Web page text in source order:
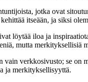
jotka ovat
itseään, ja siksi
löytää iloa ja
mutta merkityksellisiä
verkkosivusto; se on
ja merkityksellisyyttä.